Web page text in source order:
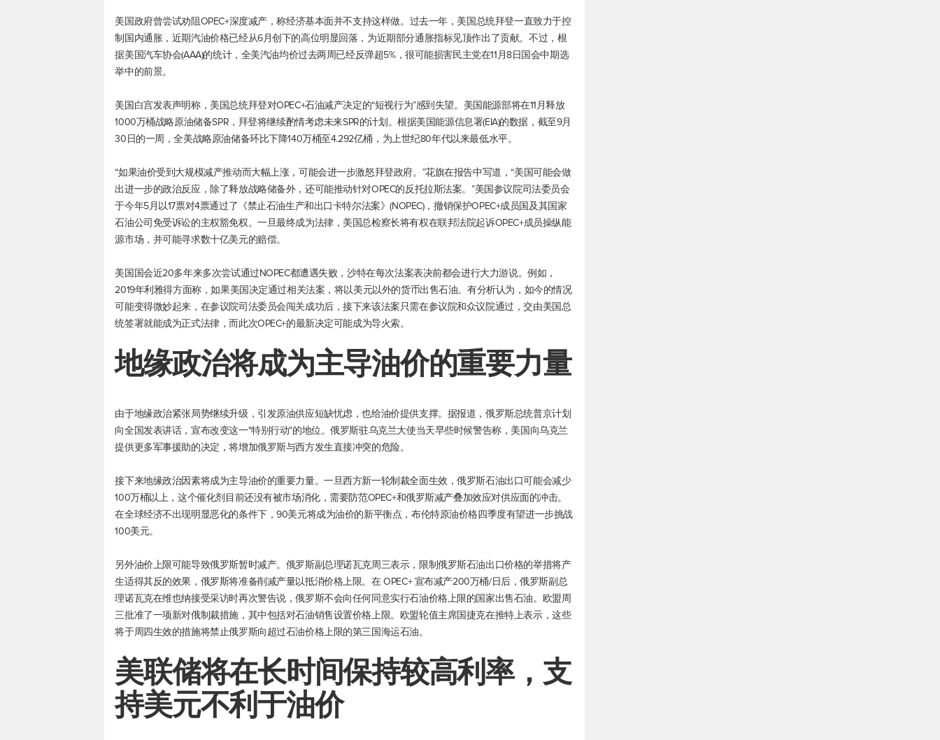
美国政府曾尝试劝阻OPEC+深度减产，称经济基本面并不支持这样做。过去一年，美国总统拜登一直致力于控
制国内通胀，近期汽油价格已经从6月创下的高位明显回落，为近期部分通胀指标见顶作出了贡献。不过，根
据美国汽车协会(AAA)的统计，全美汽油均价过去两周已经反弹超5%，很可能损害民主党在11月8日国会中期选
举中的前景。
美国白宫发表声明称，美国总统拜登对OPEC+石油减产决定的“短视行为”感到失望。美国能源部将在11月释放
1000万桶战略原油储备SPR，拜登将继续酌情考虑未来SPR的计划。根据美国能源信息署(EIA)的数据，截至9月
30日的一周，全美战略原油储备环比下降140万桶至4.292亿桶，为上世纪80年代以来最低水平。
“如果油价受到大规模减产推动而大幅上涨，可能会进一步激怒拜登政府。”花旗在报告中写道，“美国可能会做
出进一步的政治反应，除了释放战略储备外，还可能推动针对OPEC的反托拉斯法案。”美国参议院司法委员会
于今年5月以17票对4票通过了《禁止石油生产和出口卡特尔法案》(NOPEC)，撤销保护OPEC+成员国及其国家
石油公司免受诉讼的主权豁免权。一旦最终成为法律，美国总检察长将有权在联邦法院起诉OPEC+成员操纵能
源市场，并可能寻求数十亿美元的赔偿。
美国国会近20多年来多次尝试通过NOPEC都遭遇失败，沙特在每次法案表决前都会进行大力游说。例如，
2019年利雅得方面称，如果美国决定通过相关法案，将以美元以外的货币出售石油。有分析认为，如今的情况
可能变得微妙起来，在参议院司法委员会闯关成功后，接下来该法案只需在参议院和众议院通过，交由美国总
统签署就能成为正式法律，而此次OPEC+的最新决定可能成为导火索。
地缘政治将成为主导油价的重要力量
由于地缘政治紧张局势继续升级，引发原油供应短缺忧虑，也给油价提供支撑。据报道，俄罗斯总统普京计划
向全国发表讲话，宣布改变这一"特别行动"的地位。俄罗斯驻乌克兰大使当天早些时候警告称，美国向乌克兰
提供更多军事援助的决定，将增加俄罗斯与西方发生直接冲突的危险。
接下来地缘政治因素将成为主导油价的重要力量。一旦西方新一轮制裁全面生效，俄罗斯石油出口可能会减少
100万桶以上，这个催化剂目前还没有被市场消化，需要防范OPEC+和俄罗斯减产叠加效应对供应面的冲击。
在全球经济不出现明显恶化的条件下，90美元将成为油价的新平衡点， 布伦特原油价格四季度有望进一步挑战
100美元。
另外油价上限可能导致俄罗斯暂时减产。俄罗斯副总理诺瓦克周三表示，限制俄罗斯石油出口价格的举措将产
生适得其反的效果，俄罗斯将准备削减产量以抵消价格上限。在 OPEC+ 宣布减产200万桶/日后，俄罗斯副总
理诺瓦克在维也纳接受采访时再次警告说，俄罗斯不会向任何同意实行石油价格上限的国家出售石油。欧盟周
三批准了一项新对俄制裁措施，其中包括对石油销售设置价格上限。欧盟轮值主席国捷克在推特上表示，这些
将于周四生效的措施将禁止俄罗斯向超过石油价格上限的第三国海运石油。
美联储将在长时间保持较高利率，支
持美元不利于油价